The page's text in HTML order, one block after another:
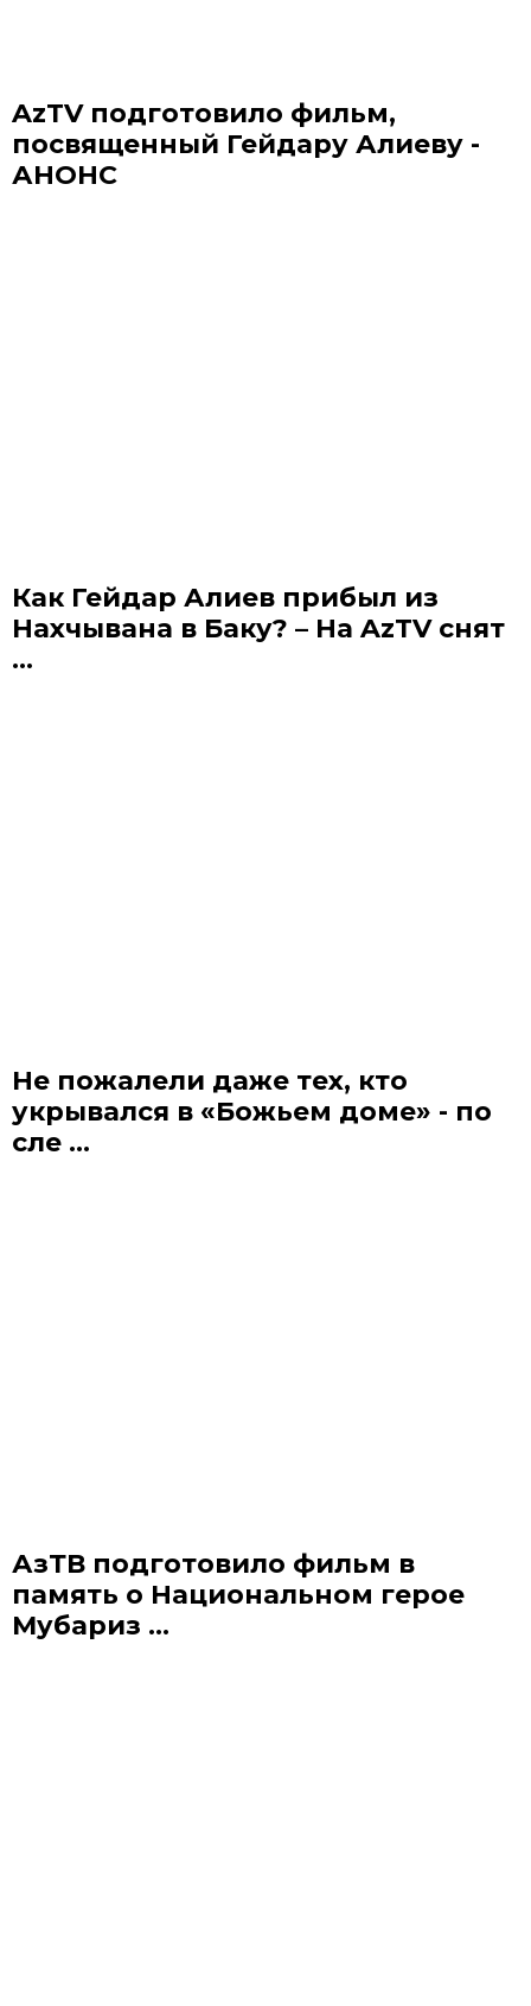
AzTV подготовило фильм,
посвященный Гейдару Алиеву -
АНОНС
Как Гейдар Алиев прибыл из
Нахчывана в Баку? – На AzTV снят
...
Не пожалели даже тех, кто
укрывался в «Божьем доме» - по
сле ...
АзТВ подготовило фильм в
память о Национальном герое
Мубариз ...